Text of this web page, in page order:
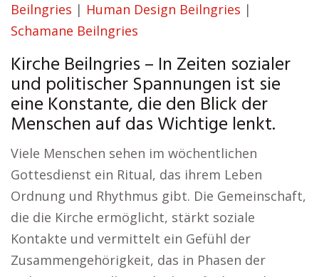
Beilngries | Human Design Beilngries |
Schamane Beilngries
Kirche Beilngries – In Zeiten sozialer
und politischer Spannungen ist sie
eine Konstante, die den Blick der
Menschen auf das Wichtige lenkt.
Viele Menschen sehen im wöchentlichen
Gottesdienst ein Ritual, das ihrem Leben
Ordnung und Rhythmus gibt. Die Gemeinschaft,
die die Kirche ermöglicht, stärkt soziale
Kontakte und vermittelt ein Gefühl der
Zusammengehörigkeit, das in Phasen der